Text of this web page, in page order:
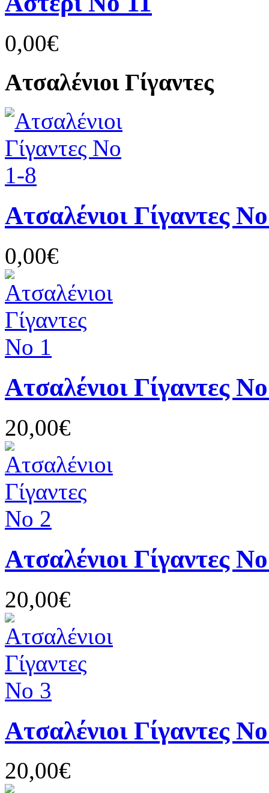
0,00€
Ατσαλένιοι Γίγαντες
Ατσαλένιοι Γίγαντες
0,00€
Ατσαλένιοι Γίγαντες
20,00€
Ατσαλένιοι Γίγαντες
20,00€
Ατσαλένιοι Γίγαντες
20,00€